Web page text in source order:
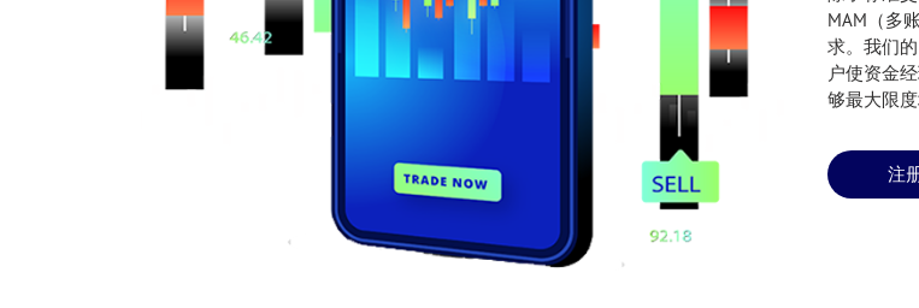
MAM（多
求。我们
户使资金
够最大限
注